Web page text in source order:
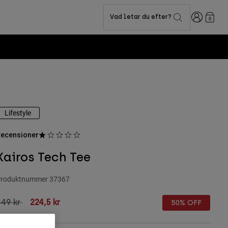
Vad letar du efter? Login0
Lifestyle
Tech Tee
37367
reduced from
krto224,5 kr 50% OFF